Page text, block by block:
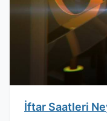
İftar Saatleri